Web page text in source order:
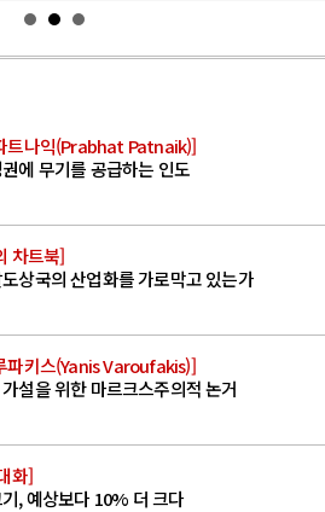
트나익(Prabhat Patnaik)]
에 무기를 공급하는 인도
차트북]
상국의 산업화를 가로막고 있는가
파키스(Yanis Varoufakis)]
설을 위한 마르크스주의적 논거
화]
, 예상보다 10% 더 크다